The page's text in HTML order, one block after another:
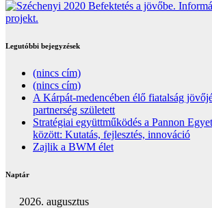
Legutóbbi bejegyzések
(nincs cím)
(nincs cím)
A Kárpát-medencében élő fiatalság
partnerség született
Stratégiai együttműködés a Pannon
között: Kutatás, fejlesztés, innováció
Zajlik a BWM élet
Naptár
2026. augusztus